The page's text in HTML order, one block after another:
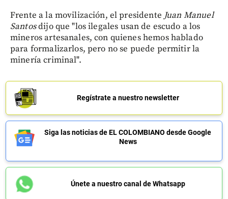
Frente a la movilización, el presidente Juan Manuel
Santosdijo que "los ilegales usan de escudo a los
mineros artesanales, con quienes hemos hablado
para formalizarlos, pero no se puede permitir la
minería criminal".
Regístrate a nuestro newsletter
Siga las noticias de EL COLOMBIANO desde Google
News
Únete a nuestro canal de Whatsapp